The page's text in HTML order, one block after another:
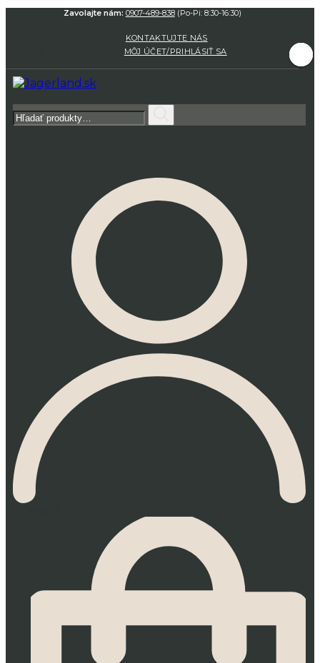
Zavolajte nám: 0907-489-838(Po-Pi: 8:30-16:30)
KONTAKTUJTE NÁS
MÔJ ÚČET/PRIHLÁSIŤ SA
Hľadať: